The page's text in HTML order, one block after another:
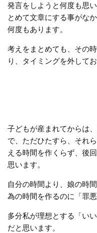
発言をしようと何度も思
とめて文章にする事がな
何度もあります。
考えをまとめても、その
り、タイミングを外して
子どもが産まれてからは
で、ただひたすら、それ
える時間を作くらず、後
思います。
自分の時間より、娘の時
為の時間を作るのに「罪
多分私が理想とする「い
だと思います。